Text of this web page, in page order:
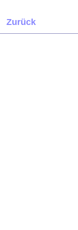
Zurück